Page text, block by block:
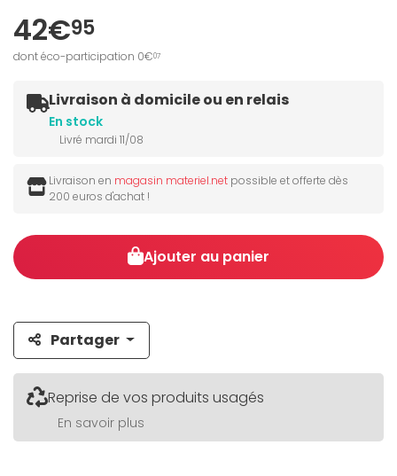
42€95
dont éco-participation 0€07
Livraison à domicile ou en relais
En stock
Livré mardi 11/08
Livraison en magasin materiel.net possible et offerte dès
200 euros d'achat !
Ajouter au panier
Partager
Reprise de vos produits usagés
En savoir plus